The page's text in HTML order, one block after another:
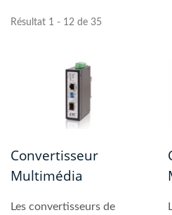
Résultat 1 - 12 de 35
Convertisseur
Multimédia
Les convertisseurs de